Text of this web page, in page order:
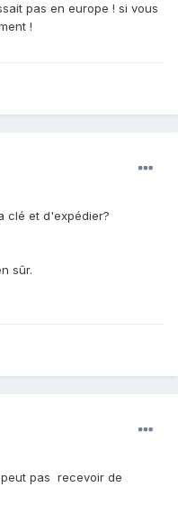
pas en europe ! si vous
!
clé et d'expédier?
sûr.
pas recevoir de